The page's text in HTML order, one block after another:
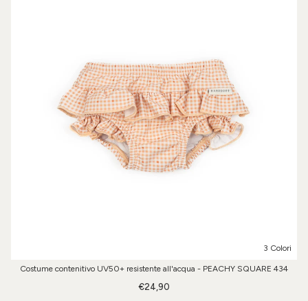
3 Colori
Costume contenitivo UV50+ resistente all'acqua - PEACHY SQUARE 434
€24,90